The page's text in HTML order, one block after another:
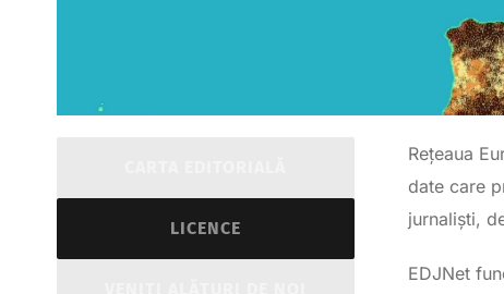
LICENCE
Rețeaua
date care
jurnaliști,
EDJNet